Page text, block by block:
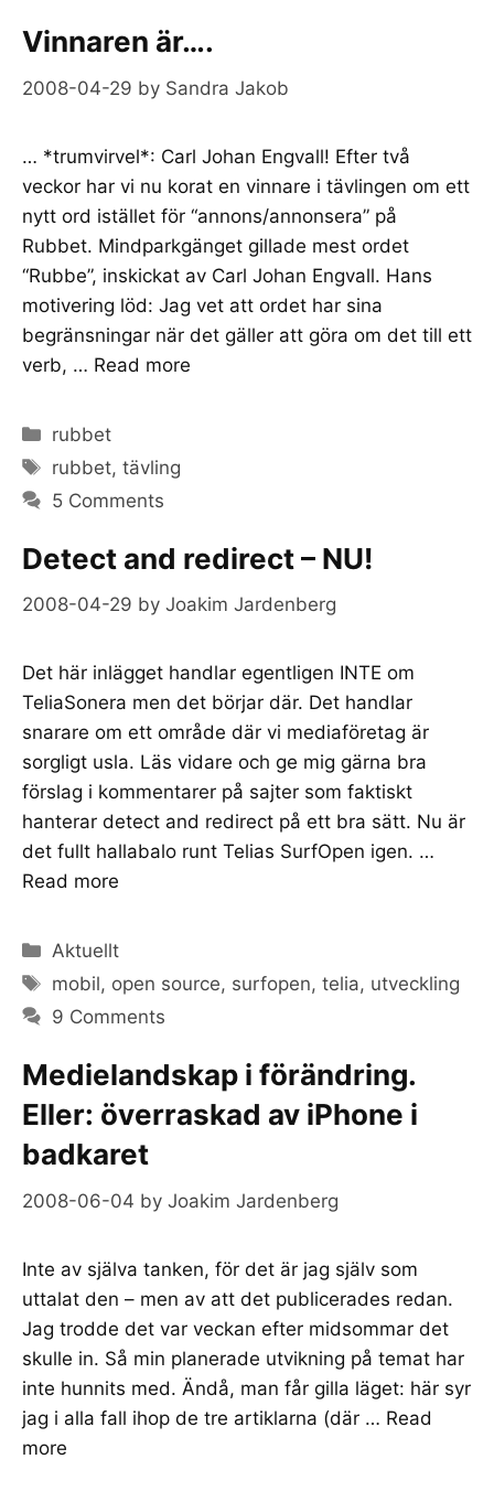
Vinnaren är….
2008-04-29 by Sandra Jakob
… *trumvirvel*: Carl Johan Engvall! Efter två
veckor har vi nu korat en vinnare i tävlingen om ett
nytt ord istället för “annons/annonsera” på
Rubbet. Mindparkgänget gillade mest ordet
“Rubbe”, inskickat av Carl Johan Engvall. Hans
motivering löd: Jag vet att ordet har sina
begränsningar när det gäller att göra om det till ett
verb, … Read more
Categories
rubbet
Tags
rubbet,tävling
5 Comments
Detect and redirect – NU!
2008-04-29 by Joakim Jardenberg
Det här inlägget handlar egentligen INTE om
TeliaSonera men det börjar där. Det handlar
snarare om ett område där vi mediaföretag är
sorgligt usla. Läs vidare och ge mig gärna bra
förslag i kommentarer på sajter som faktiskt
hanterar detect and redirect på ett bra sätt. Nu är
det fullt hallabalo runt Telias SurfOpen igen. …
Read more
Categories
Aktuellt
Tags
mobil, open source, surfopen,telia, utveckling
9 Comments
Medielandskap i förändring.
Eller: överraskad av iPhone i
badkaret
2008-06-04 by Joakim Jardenberg
Inte av själva tanken, för det är jag själv som
uttalat den – men av att det publicerades redan.
Jag trodde det var veckan efter midsommar det
skulle in. Så min planerade utvikning på temat har
inte hunnits med. Ändå, man får gilla läget: här syr
jag i alla fall ihop de tre artiklarna (där … Read
more